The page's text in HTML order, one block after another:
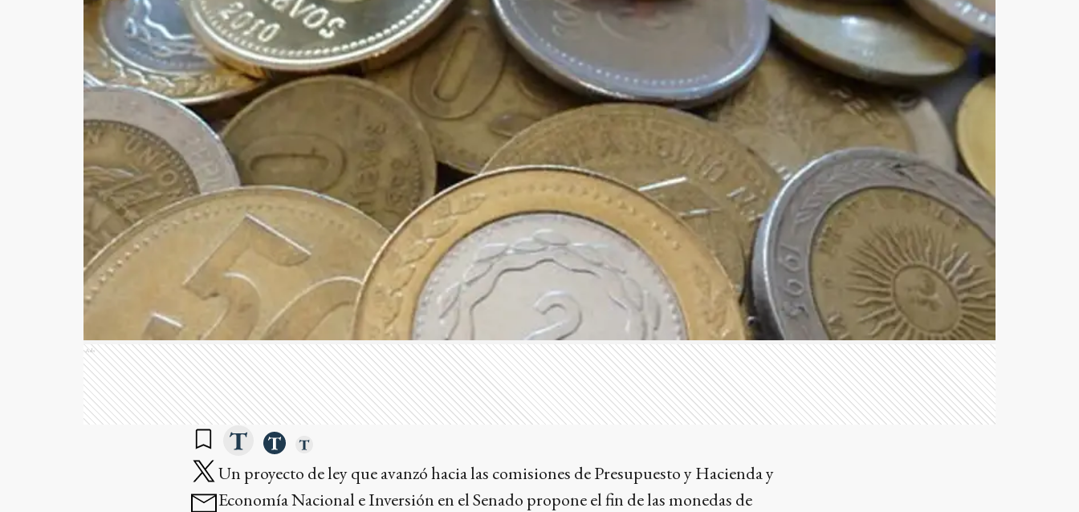
Ads
Un proyecto de ley que avanzó hacia las comisiones de Presupuesto y Hacienda y
Economía Nacional e Inversión en el Senado propone el fin de las monedas de